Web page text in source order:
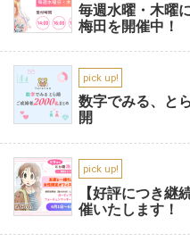
毎週水曜・木曜
梅田を開催中！
pick up!
数字でみる、と
開
pick up!
【好評につき継
催いたします！